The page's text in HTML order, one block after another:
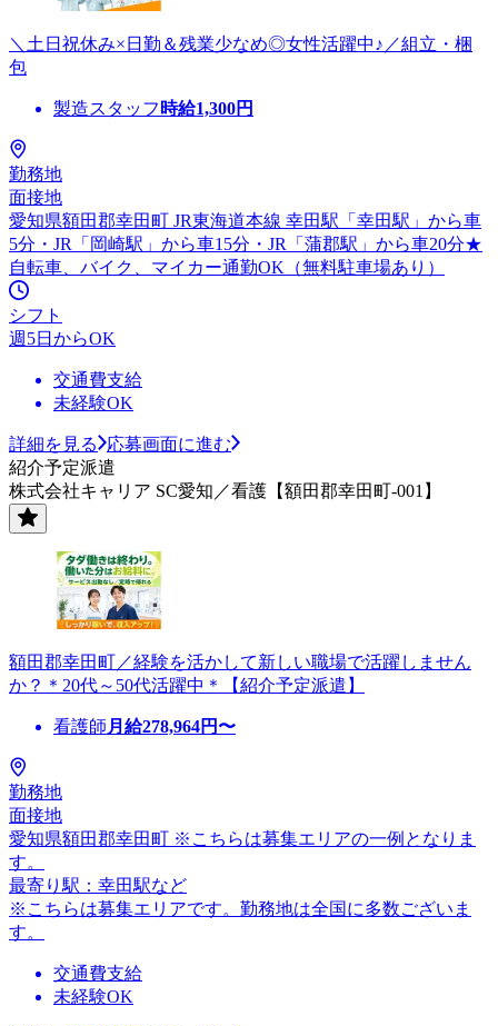
＼土日祝休み×日勤＆残業少なめ◎女性活躍中♪／組立・梱
包
製造スタッフ 時給1,300円
勤務地
面接地
愛知県額田郡幸田町 JR東海道本線 幸田駅「幸田駅」から車
5分・JR「岡崎駅」から車15分・JR「蒲郡駅」から車20分★
自転車、バイク、マイカー通勤OK（無料駐車場あり）
シフト
週5日からOK
交通費支給
未経験OK
詳細を見る
応募画面に進む
紹介予定派遣
株式会社キャリア SC愛知／看護【額田郡幸田町-001】
額田郡幸田町／経験を活かして新しい職場で活躍しません
か？＊20代～50代活躍中＊【紹介予定派遣】
看護師 月給278,964円〜
勤務地
面接地
愛知県額田郡幸田町 ※こちらは募集エリアの一例となりま
す。
最寄り駅：幸田駅など
※こちらは募集エリアです。勤務地は全国に多数ございま
す。
交通費支給
未経験OK